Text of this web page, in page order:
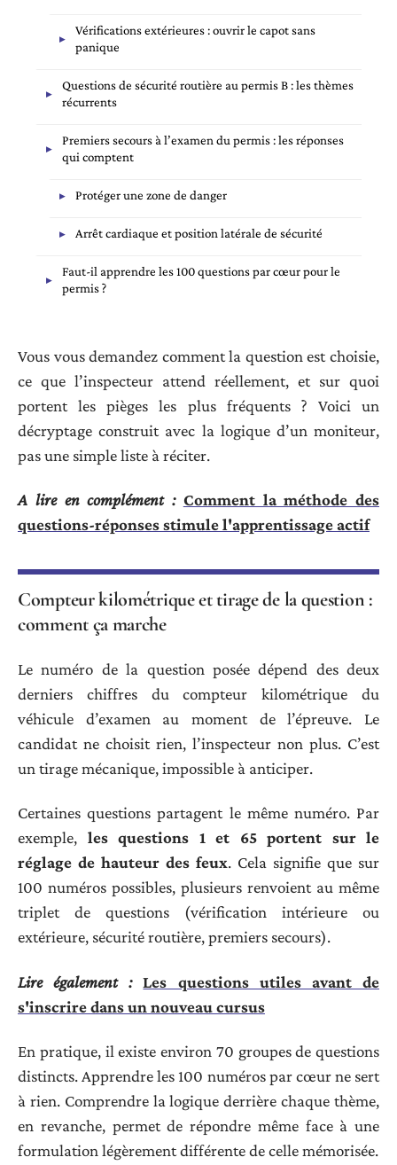
Vérifications extérieures : ouvrir le capot sans
panique
Questions de sécurité routière au permis B : les thèmes
récurrents
Premiers secours à l’examen du permis : les réponses
qui comptent
Protéger une zone de danger
Arrêt cardiaque et position latérale de sécurité
Faut-il apprendre les 100 questions par cœur pour le
permis ?
Vous vous demandez comment la question est choisie,
ce que l’inspecteur attend réellement, et sur quoi
portent les pièges les plus fréquents ? Voici un
décryptage construit avec la logique d’un moniteur,
pas une simple liste à réciter.
A lire en complément : Comment la méthode des
questions-réponses stimule l'apprentissage actif
Compteur kilométrique et tirage de la question :
comment ça marche
Le numéro de la question posée dépend des deux
derniers chiffres du compteur kilométrique du
véhicule d’examen au moment de l’épreuve. Le
candidat ne choisit rien, l’inspecteur non plus. C’est
un tirage mécanique, impossible à anticiper.
Certaines questions partagent le même numéro. Par
exemple, les questions 1 et 65 portent sur le
réglage de hauteur des feux. Cela signifie que sur
100 numéros possibles, plusieurs renvoient au même
triplet de questions (vérification intérieure ou
extérieure, sécurité routière, premiers secours).
Lire également : Les questions utiles avant de
s'inscrire dans un nouveau cursus
En pratique, il existe environ 70 groupes de questions
distincts. Apprendre les 100 numéros par cœur ne sert
à rien. Comprendre la logique derrière chaque thème,
en revanche, permet de répondre même face à une
formulation légèrement différente de celle mémorisée.